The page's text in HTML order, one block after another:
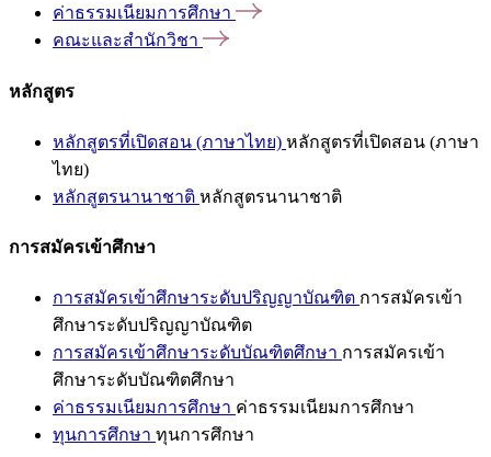
ค่าธรรมเนียมการศึกษา
คณะและสำนักวิชา
หลักสูตร
หลักสูตรที่เปิดสอน (ภาษาไทย) หลักสูตรที่เปิดสอน (ภาษา
ไทย)
หลักสูตรนานาชาติ หลักสูตรนานาชาติ
การสมัครเข้าศึกษา
การสมัครเข้าศึกษาระดับปริญญาบัณฑิต การสมัครเข้า
ศึกษาระดับปริญญาบัณฑิต
การสมัครเข้าศึกษาระดับบัณฑิตศึกษา การสมัครเข้า
ศึกษาระดับบัณฑิตศึกษา
ค่าธรรมเนียมการศึกษา ค่าธรรมเนียมการศึกษา
ทุนการศึกษา ทุนการศึกษา